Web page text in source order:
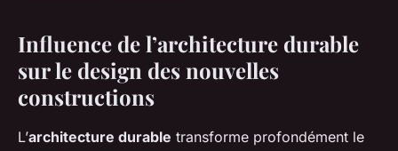
Influence de l’architecture durable
sur le design des nouvelles
constructions
L’architecture durable transforme profondément le